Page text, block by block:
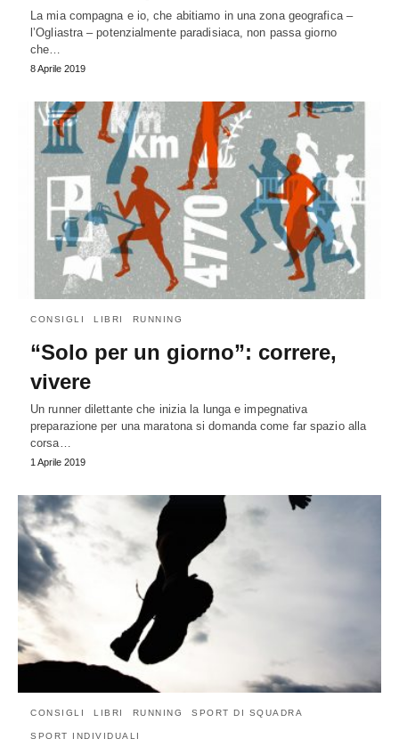
La mia compagna e io, che abitiamo in una zona geografica –
l’Ogliastra – potenzialmente paradisiaca, non passa giorno
che…
8 Aprile 2019
CONSIGLI LIBRI RUNNING
“Solo per un giorno”: correre,
vivere
Un runner dilettante che inizia la lunga e impegnativa
preparazione per una maratona si domanda come far spazio alla
corsa…
1 Aprile 2019
CONSIGLI LIBRI RUNNING SPORT DI SQUADRA
SPORT INDIVIDUALI